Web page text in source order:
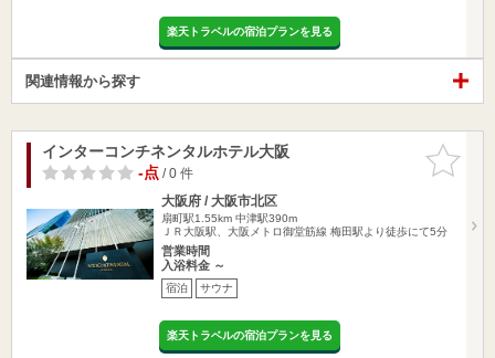
楽天トラベルの宿泊プランを見る
関連情報から探す
お気に入
りに追加
インターコンチネンタルホテル大阪
-点/ 0 件
大阪府 / 大阪市北区
扇町駅1.55km 中津駅390m
ＪＲ大阪駅、大阪メトロ御堂筋線 梅田駅より徒歩にて5分
営業時間
入浴料金 ～
宿泊 サウナ
楽天トラベルの宿泊プランを見る